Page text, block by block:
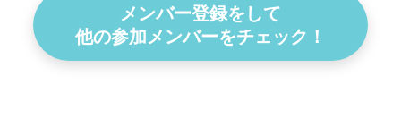
メンバー登録をして
他の参加メンバーをチェック！